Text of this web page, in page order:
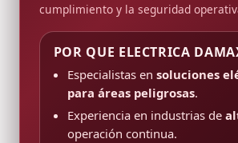
cumplimiento y la seguridad
POR QUE ELECTRICA
Especialistas en soluciones
para áreas peligrosas.
Experiencia en industrias de
operación continua.